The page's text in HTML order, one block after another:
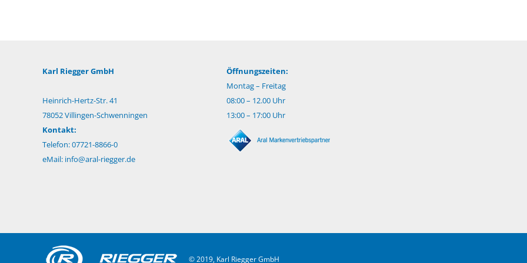
Karl Riegger GmbH
Heinrich-Hertz-Str. 41
78052 Villingen-Schwenningen
Kontakt:
Telefon: 07721-8866-0
eMail: info@aral-riegger.de
Öffnungszeiten:
Montag – Freitag
08:00 – 12.00 Uhr
13:00 – 17:00 Uhr
© 2019, Karl Riegger GmbH